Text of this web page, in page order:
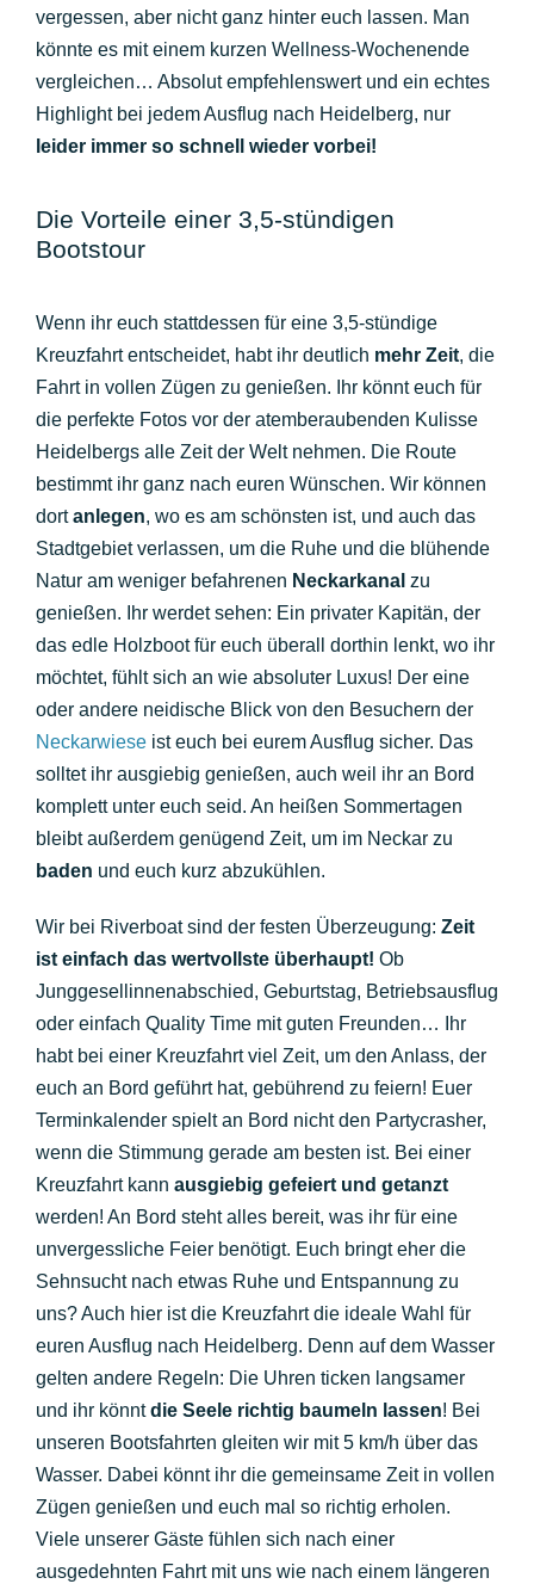
vergessen, aber nicht ganz hinter euch lassen. Man
könnte es mit einem kurzen Wellness-Wochenende
vergleichen… Absolut empfehlenswert und ein echtes
Highlight bei jedem Ausflug nach Heidelberg, nur
leider immer so schnell wieder vorbei!
Die Vorteile einer 3,5-stündigen
Bootstour
Wenn ihr euch stattdessen für eine 3,5-stündige
Kreuzfahrt entscheidet, habt ihr deutlich mehr Zeit, die
Fahrt in vollen Zügen zu genießen. Ihr könnt euch für
die perfekte Fotos vor der atemberaubenden Kulisse
Heidelbergs alle Zeit der Welt nehmen. Die Route
bestimmt ihr ganz nach euren Wünschen. Wir können
dortanlegen, wo es am schönsten ist, und auch das
Stadtgebiet verlassen, um die Ruhe und die blühende
Natur am weniger befahrenen Neckarkanal zu
genießen. Ihr werdet sehen: Ein privater Kapitän, der
das edle Holzboot für euch überall dorthin lenkt, wo ihr
möchtet, fühlt sich an wie absoluter Luxus! Der eine
oder andere neidische Blick von den Besuchern der
Neckarwiese ist euch bei eurem Ausflug sicher. Das
solltet ihr ausgiebig genießen, auch weil ihr an Bord
komplett unter euch seid. An heißen Sommertagen
bleibt außerdem genügend Zeit, um im Neckar zu
baden und euch kurz abzukühlen.
Wir bei Riverboat sind der festen Überzeugung: Zeit
ist einfach das wertvollste überhaupt! Ob
Junggesellinnenabschied, Geburtstag, Betriebsausflug
oder einfach Quality Time mit guten Freunden… Ihr
habt bei einer Kreuzfahrt viel Zeit, um den Anlass, der
euch an Bord geführt hat, gebührend zu feiern! Euer
Terminkalender spielt an Bord nicht den Partycrasher,
wenn die Stimmung gerade am besten ist. Bei einer
Kreuzfahrt kann ausgiebig gefeiert und getanzt
werden! An Bord steht alles bereit, was ihr für eine
unvergessliche Feier benötigt. Euch bringt eher die
Sehnsucht nach etwas Ruhe und Entspannung zu
uns? Auch hier ist die Kreuzfahrt die ideale Wahl für
euren Ausflug nach Heidelberg. Denn auf dem Wasser
gelten andere Regeln: Die Uhren ticken langsamer
und ihr könntdie Seele richtig baumeln lassen! Bei
unseren Bootsfahrten gleiten wir mit 5 km/h über das
Wasser. Dabei könnt ihr die gemeinsame Zeit in vollen
Zügen genießen und euch mal so richtig erholen.
Viele unserer Gäste fühlen sich nach einer
ausgedehnten Fahrt mit uns wie nach einem längeren